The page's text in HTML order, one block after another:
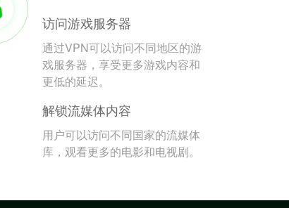
访问游戏服务器
通过VPN可以访问不同地区的游
戏服务器，享受更多游戏内容和
更低的延迟。
解锁流媒体内容
用户可以访问不同国家的流媒体
库，观看更多的电影和电视剧。